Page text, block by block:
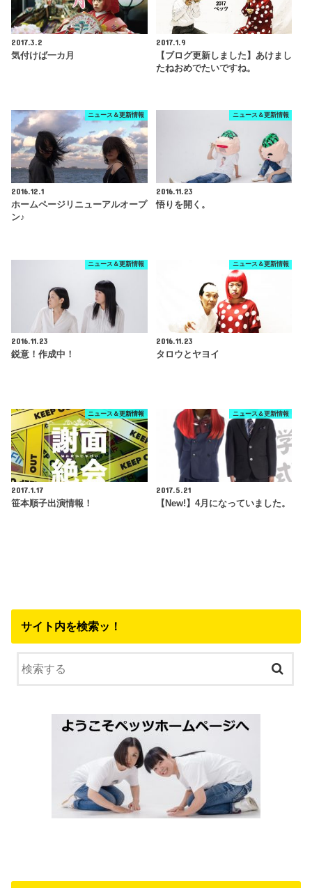
2017.3.2
気付けば一カ月
2017.1.9
【ブログ更新しました】あけまし
たねおめでたいですね。
ニュース＆更新情報
2016.12.1
ホームページリニューアルオープ
ン♪
ニュース＆更新情報
2016.11.23
悟りを開く。
ニュース＆更新情報
2016.11.23
鋭意！作成中！
ニュース＆更新情報
2016.11.23
タロウとヤヨイ
ニュース＆更新情報
2017.1.17
笹本順子出演情報！
ニュース＆更新情報
2017.5.21
【New!】4月になっていました。
サイト内を検索ッ！